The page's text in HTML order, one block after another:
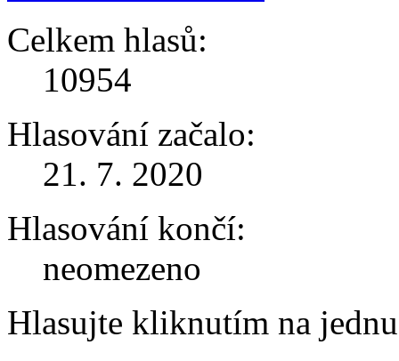
Celkem hlasů:
10954
Hlasování začalo:
21. 7. 2020
Hlasování končí:
neomezeno
Hlasujte kliknutím na